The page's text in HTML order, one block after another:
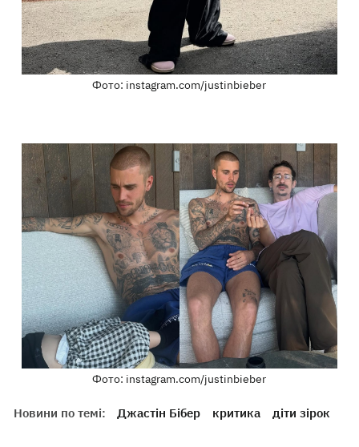
Фото: instagram.com/justinbieber
Фото: instagram.com/justinbieber
Новини по темі: Джастін Бібер критика діти зірок